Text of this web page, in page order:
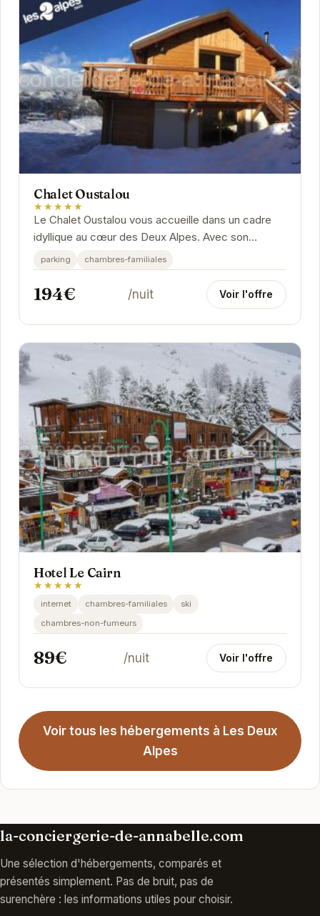
Chalet Oustalou
★★★★★
Le Chalet Oustalou vous accueille dans un cadre
idyllique au cœur des Deux Alpes. Avec son
ambiance chaleureuse et ses équipements
modernes, il...
parking chambres-familiales
194€ /nuit Voir l'offre
Hotel Le Cairn
★★★★★
internet chambres-familiales
ski
chambres-non-fumeurs
89€ /nuit Voir l'offre
Voir tous les hébergements à Les Deux
Alpes
la-conciergerie-de-annabelle.com
Une sélection d'hébergements, comparés et
présentés simplement. Pas de bruit, pas de
surenchère : les informations utiles pour choisir.